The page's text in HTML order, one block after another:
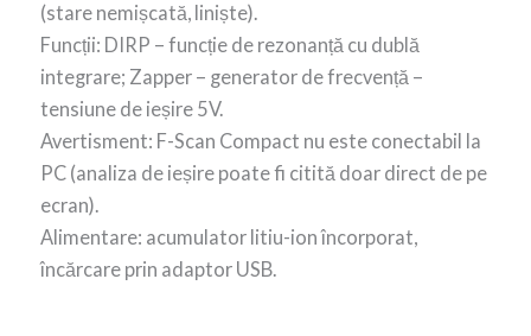
(stare nemișcată, liniște).
Funcții: DIRP – funcție de rezonanță cu dublă
integrare; Zapper – generator de frecvență –
tensiune de ieșire 5V.
Avertisment: F-Scan Compact nu este conectabil la
PC (analiza de ieșire poate fi citită doar direct de pe
ecran).
Alimentare: acumulator litiu-ion încorporat,
încărcare prin adaptor USB.